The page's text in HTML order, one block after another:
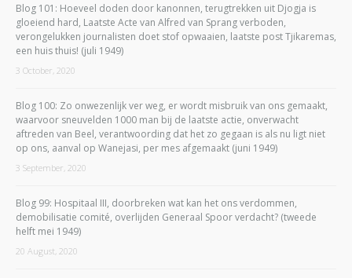
Blog 101: Hoeveel doden door kanonnen, terugtrekken uit Djogja is
gloeiend hard, Laatste Acte van Alfred van Sprang verboden,
verongelukken journalisten doet stof opwaaien, laatste post Tjikaremas,
een huis thuis! (juli 1949)
3 October, 2020
Blog 100: Zo onwezenlijk ver weg, er wordt misbruik van ons gemaakt,
waarvoor sneuvelden 1000 man bij de laatste actie, onverwacht
aftreden van Beel, verantwoording dat het zo gegaan is als nu ligt niet
op ons, aanval op Wanejasi, per mes afgemaakt (juni 1949)
3 September, 2020
Blog 99: Hospitaal III, doorbreken wat kan het ons verdommen,
demobilisatie comité, overlijden Generaal Spoor verdacht? (tweede
helft mei 1949)
20 August, 2020